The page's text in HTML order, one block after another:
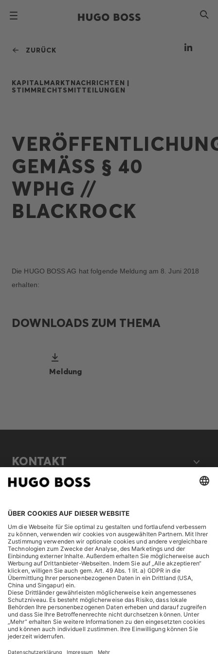
ZURÜCK
KAPITALMARKTNACHRICHTEN |
STIMMRECHTSMITTEILUNGEN
GEMÄSS § 40 W
PHG // B
LACKROCK
Die HUGO BOSS AG hat folgende Meldung am 8. Juni 2018
erhalten:
DOWNLOADS ZUM THEMA
Meldung
KONTAKT
ENTDECKEN
HUGO BOSS Corporate